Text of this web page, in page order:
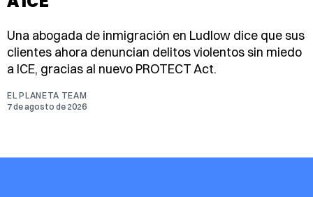
Una abogada de inmigración en Ludlow dice que sus
clientes ahora denuncian delitos violentos sin miedo
a ICE, gracias al nuevo PROTECT Act.
EL PLANETA TEAM
7 de agosto de 2026